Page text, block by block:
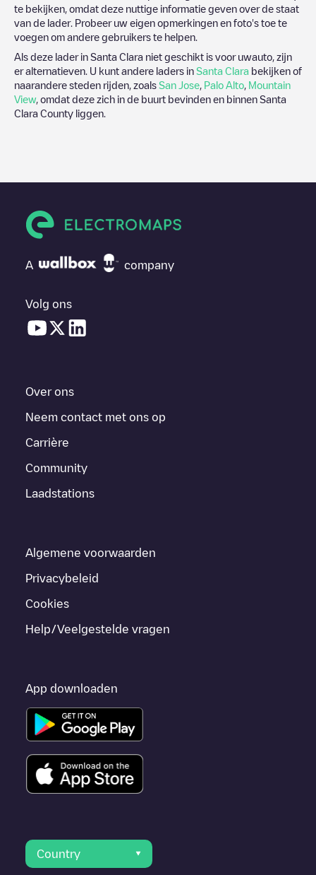
te bekijken, omdat deze nuttige informatie geven over de staat
van de lader. Probeer uw eigen opmerkingen en foto's toe te
voegen om andere gebruikers te helpen.
Als deze lader in Santa Clara niet geschikt is voor uwauto, zijn
er alternatieven. U kunt andere laders in Santa Clara bekijken of
naarandere steden rijden, zoals San Jose Palo Alto Mountain
View, omdat deze zich in de buurt bevinden en binnen Santa
Clara County liggen.
A company
Volg ons
Over ons
Neem contact met ons op
Carrière
Community
Laadstations
Algemene voorwaarden
Privacybeleid
Cookies
Help/Veelgestelde vragen
App downloaden
Country